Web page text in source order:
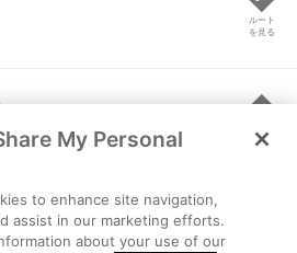
ルート
を見る
ルート
を見る
My Personal
to enhance site navigation,
assist in our marketing efforts.
about your use of our